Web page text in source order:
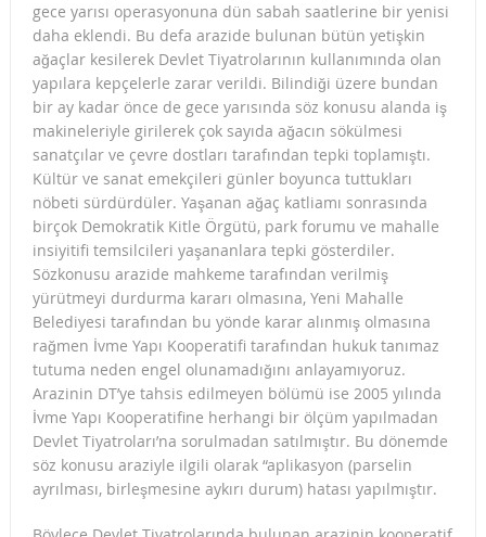
gece yarısı operasyonuna dün sabah saatlerine bir yenisi
daha eklendi. Bu defa arazide bulunan bütün yetişkin
ağaçlar kesilerek Devlet Tiyatrolarının kullanımında olan
yapılara kepçelerle zarar verildi. Bilindiği üzere bundan
bir ay kadar önce de gece yarısında söz konusu alanda iş
makineleriyle girilerek çok sayıda ağacın sökülmesi
sanatçılar ve çevre dostları tarafından tepki toplamıştı.
Kültür ve sanat emekçileri günler boyunca tuttukları
nöbeti sürdürdüler. Yaşanan ağaç katliamı sonrasında
birçok Demokratik Kitle Örgütü, park forumu ve mahalle
insiyitifi temsilcileri yaşananlara tepki gösterdiler.
Sözkonusu arazide mahkeme tarafından verilmiş
yürütmeyi durdurma kararı olmasına, Yeni Mahalle
Belediyesi tarafından bu yönde karar alınmış olmasına
rağmen İvme Yapı Kooperatifi tarafından hukuk tanımaz
tutuma neden engel olunamadığını anlayamıyoruz.
Arazinin DT’ye tahsis edilmeyen bölümü ise 2005 yılında
İvme Yapı Kooperatifine herhangi bir ölçüm yapılmadan
Devlet Tiyatroları’na sorulmadan satılmıştır. Bu dönemde
söz konusu araziyle ilgili olarak “aplikasyon (parselin
ayrılması, birleşmesine aykırı durum) hatası yapılmıştır.